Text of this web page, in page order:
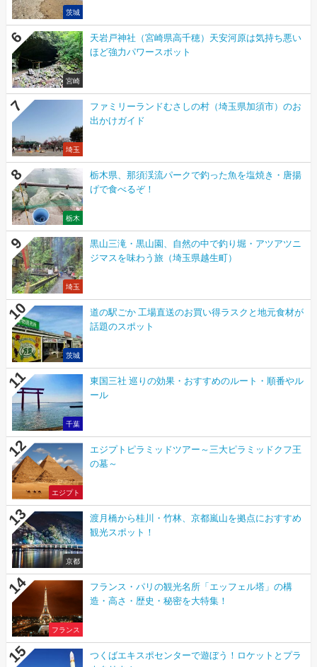
茨城
宮崎
天岩戸神社（宮崎県高千穂）天安河原は気持ち悪い
ほど強力パワースポット
埼玉
ファミリーランドむさしの村（埼玉県加須市）のお
出かけガイド
栃木
栃木県、那須渓流パークで釣った魚を塩焼き・唐揚
げで食べるぞ！
埼玉
黒山三滝・黒山園、自然の中で釣り堀・アツアツニ
ジマスを味わう旅（埼玉県越生町）
茨城
道の駅ごか 工場直送のお買い得ラスクと地元食材が
話題のスポット
千葉
東国三社 巡りの効果・おすすめのルート・順番やル
ール
エジプト
エジプトピラミッドツアー～三大ピラミッドクフ王
の墓～
京都
渡月橋から桂川・竹林、京都嵐山を拠点におすすめ
観光スポット！
フランス
フランス・パリの観光名所「エッフェル塔」の構
造・高さ・歴史・秘密を大特集！
つくばエキスポセンターで遊ぼう！ロケットとプラ